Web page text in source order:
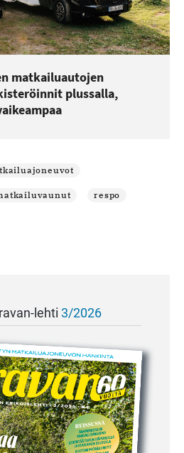
matkailuautojen
plussalla,
respo
lehti 3/2026